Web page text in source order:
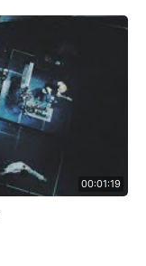
00:01:19